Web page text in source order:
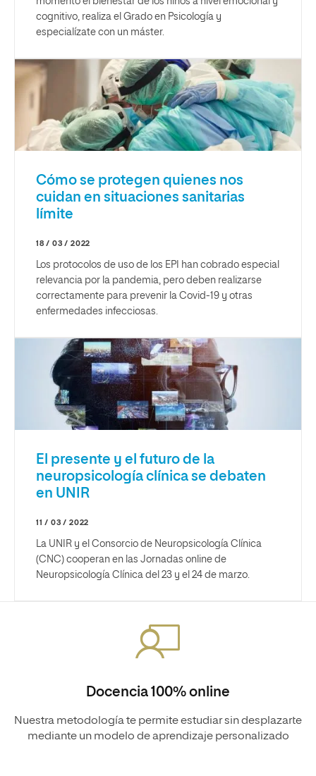
cognitivo, realiza el Grado en Psicología y
especialízate con un máster.
Cómo se protegen quienes nos
cuidan en situaciones sanitarias
límite
18 / 03 / 2022
Los protocolos de uso de los EPI han cobrado especial
relevancia por la pandemia, pero deben realizarse
correctamente para prevenir la Covid-19 y otras
enfermedades infecciosas.
El presente y el futuro de la
neuropsicología clínica se debaten
en UNIR
11 / 03 / 2022
La UNIR y el Consorcio de Neuropsicología Clínica
(CNC) cooperan en las Jornadas online de
Neuropsicología Clínica del 23 y el 24 de marzo.
Docencia 100% online
Nuestra metodología te permite estudiar sin desplazarte
mediante un modelo de aprendizaje personalizado